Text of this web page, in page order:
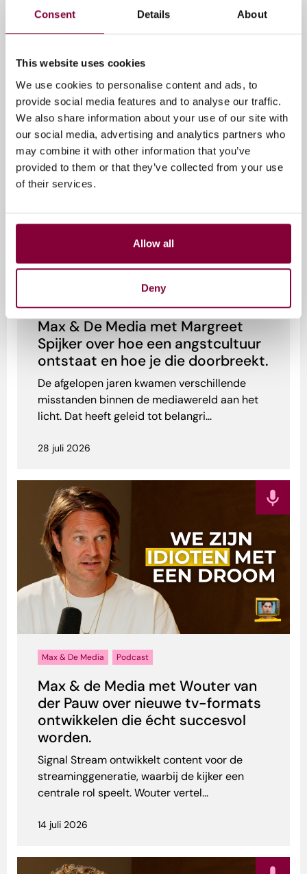
Consent Details About
This website uses cookies
We use cookies to personalise content and ads, to
provide social media features and to analyse our traffic.
We also share information about your use of our site with
our social media, advertising and analytics partners who
may combine it with other information that you’ve
provided to them or that they’ve collected from your use
of their services.
Allow all
Deny
Podcast
Gerelateerde artikelen
Max & De Media met Margreet
Spijker over hoe een angstcultuur
ontstaat en hoe je die doorbreekt.
De afgelopen jaren kwamen verschillende
misstanden binnen de mediawereld aan het
licht. Dat heeft geleid tot belangri...
28 juli 2026
Max & De Media Podcast
Max & de Media met Wouter van
der Pauw over nieuwe tv-formats
ontwikkelen die écht succesvol
worden.
Signal Stream ontwikkelt content voor de
streaminggeneratie, waarbij de kijker een
centrale rol speelt. Wouter vertel...
14 juli 2026